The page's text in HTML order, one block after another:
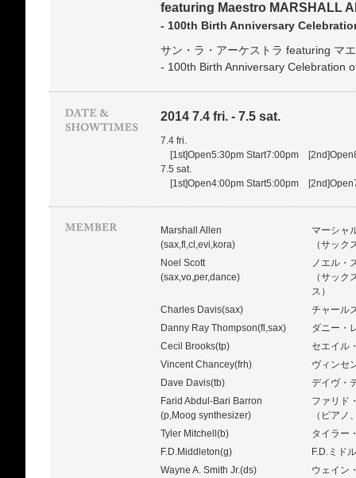
featuring Maestro MARSHALL
- 100th Birth Anniversary
サン・ラ・アーケストラ featuring マ
- 100th Birth Anniversary Celebration
2014 7.4 fri. - 7.5 sat.
7.4 fri.
[1st]Open5:30pm Start7:00pm
7.5 sat.
[1st]Open4:00pm Start5:00pm
Marshall Allen
(sax,fl,cl,evi,kora)
マーシャ
（サッ
Noel Scott
(sax,vo,per,dance)
ノエル・
（サッ
ス）
Charles Davis(sax)
チャール
Danny Ray Thompson(fl,sax)
ダニー・
Cecil Brooks(tp)
セエイル
Vincent Chancey(frh)
ヴィンセ
Dave Davis(tb)
デイヴ・
Farid Abdul-Bari Barron
(p,Moog synthesizer)
ファリド
（ピア
Tyler Mitchell(b)
タイラー
F.D.Middleton(g)
F.D.ミド
Wayne A. Smith Jr.(ds)
ウェイン